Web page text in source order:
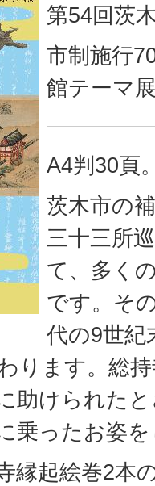
第54回茨
市制施行
館テーマ
A4判30頁
茨木市の
三十三所
て、多く
です。そ
代の9世紀
ります。総
助けられた
乗ったお姿
縁起絵巻2本